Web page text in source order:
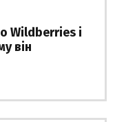
Wildberries і
він